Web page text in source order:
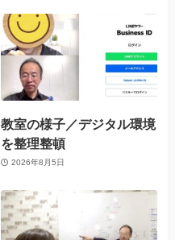
教室の様子／デジタル環境
を整理整頓
2026年8月5日